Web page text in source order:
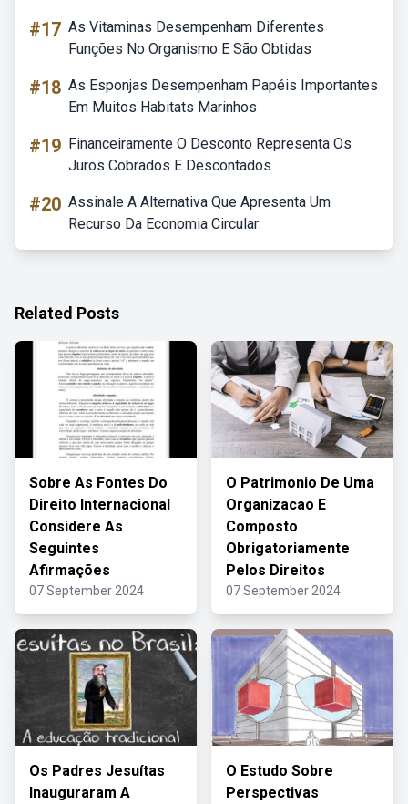
#17 As Vitaminas Desempenham Diferentes
Funções No Organismo E São Obtidas
#18 As Esponjas Desempenham Papéis Importantes
Em Muitos Habitats Marinhos
#19 Financeiramente O Desconto Representa Os
Juros Cobrados E Descontados
#20 Assinale A Alternativa Que Apresenta Um
Recurso Da Economia Circular:
Related Posts
Sobre As Fontes Do
Direito Internacional
Considere As
Seguintes
Afirmações
07 September 2024
O Patrimonio De Uma
Organizacao E
Composto
Obrigatoriamente
Pelos Direitos
07 September 2024
Os Padres Jesuítas
Inauguraram A
O Estudo Sobre
Perspectivas